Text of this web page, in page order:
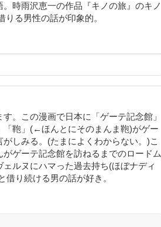
時雨沢恵一の作品『キノの旅』のキノ
る男性の話が印象的。
。この漫画で日本に「ゲーテ記念館」
「鞄」(←ほんとにそのまんま鞄)がゲー
しみる。(たまによくわからない。)こ
ゲーテ記念館を訪ねるまでのロードム
ルヌにハマった過去持ち(ほぼナディ
り続ける男の話が好き。